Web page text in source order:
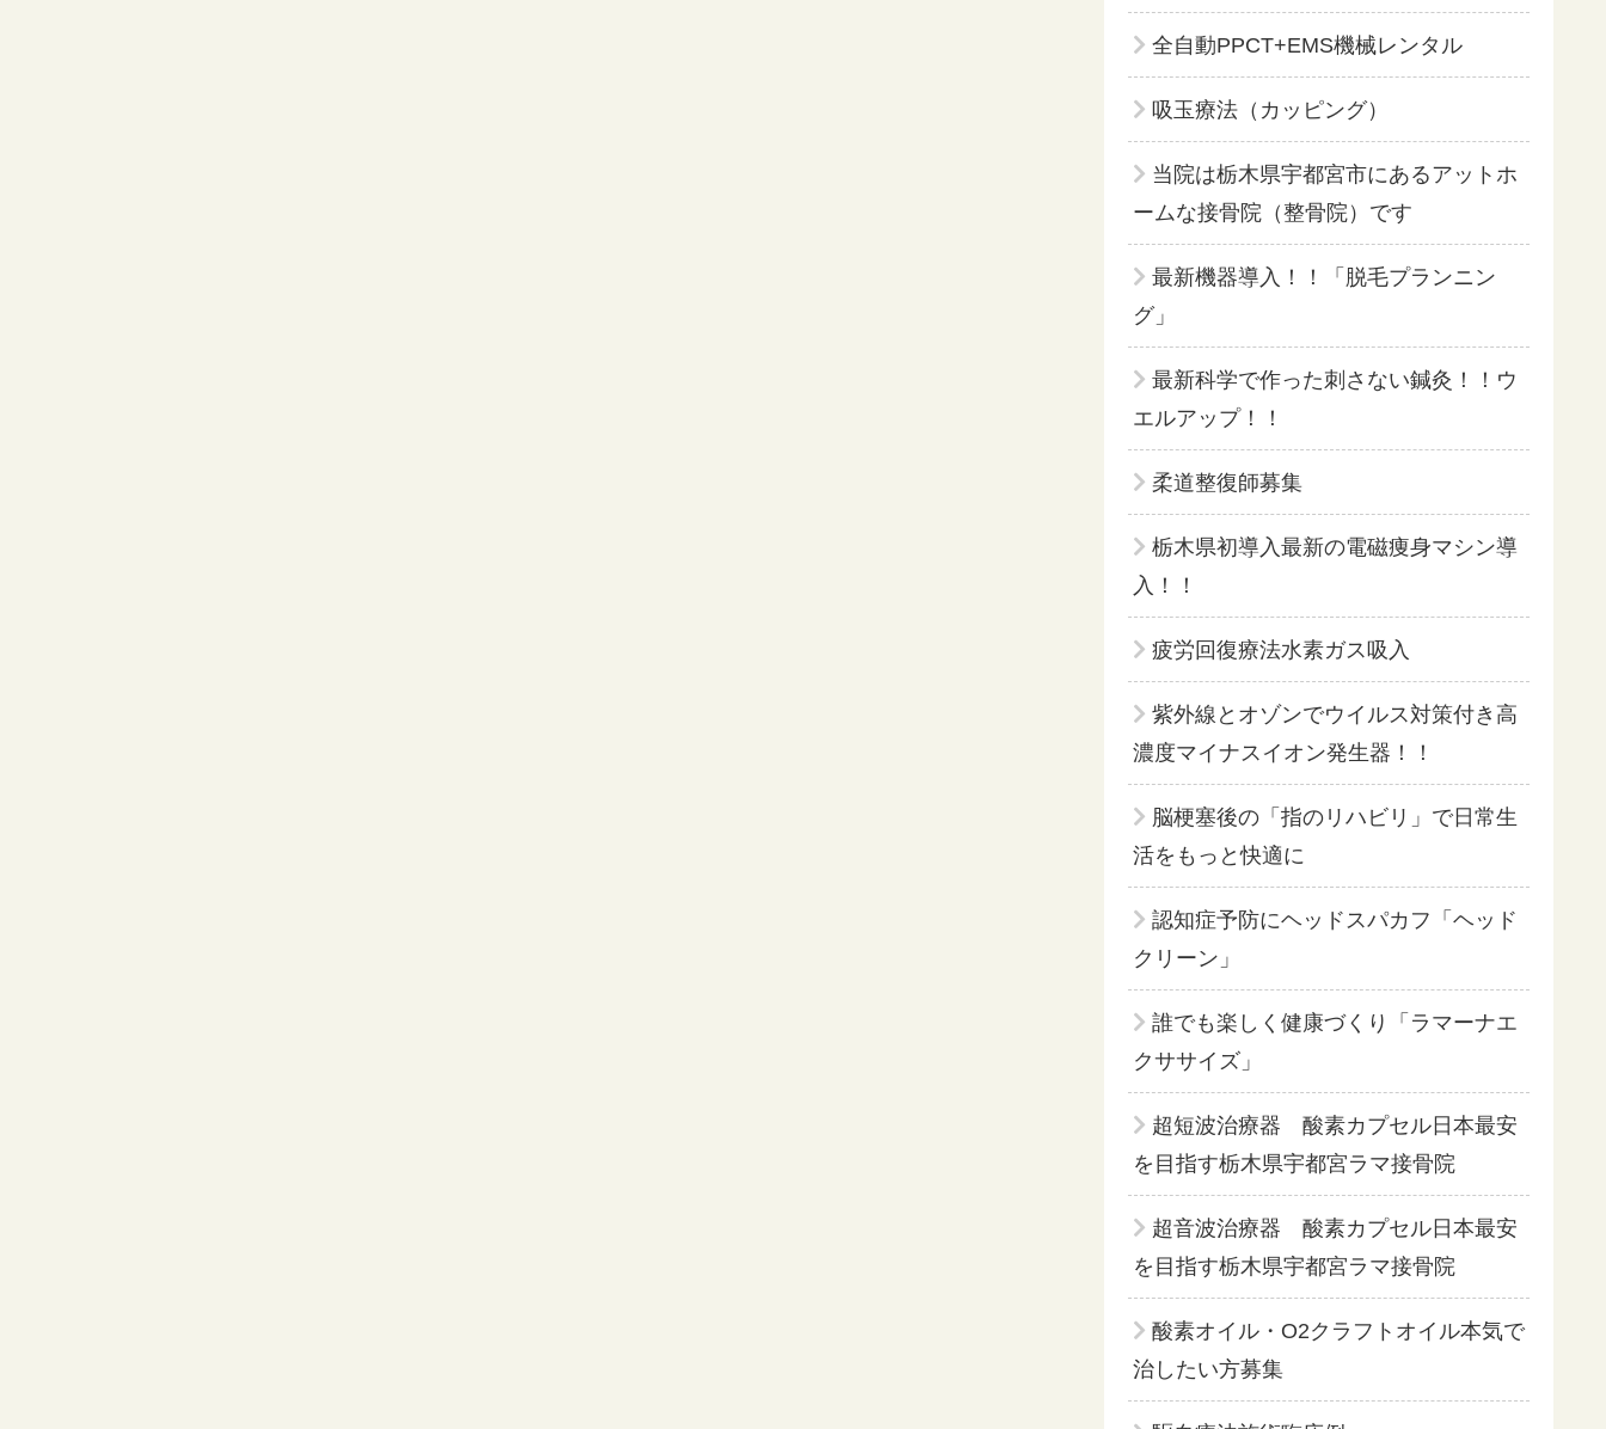
全自動PPCT+EMS機械レンタル
吸玉療法（カッピング）
当院は栃木県宇都宮市にあるアットホ
ームな接骨院（整骨院）です
最新機器導入！！「脱毛プランニン
グ」
最新科学で作った刺さない鍼灸！！ウ
エルアップ！！
柔道整復師募集
栃木県初導入最新の電磁痩身マシン導
入！！
疲労回復療法水素ガス吸入
紫外線とオゾンでウイルス対策付き高
濃度マイナスイオン発生器！！
脳梗塞後の「指のリハビリ」で日常生
活をもっと快適に
認知症予防にヘッドスパカフ「ヘッド
クリーン」
誰でも楽しく健康づくり「ラマーナエ
クササイズ」
超短波治療器 酸素カプセル日本最安
を目指す栃木県宇都宮ラマ接骨院
超音波治療器 酸素カプセル日本最安
を目指す栃木県宇都宮ラマ接骨院
酸素オイル・O2クラフトオイル本気で
治したい方募集